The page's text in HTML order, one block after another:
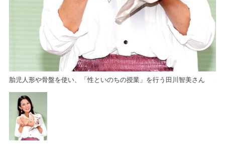
胎児人形や骨盤を使い、「性といのちの授業」を行う田川智美さん